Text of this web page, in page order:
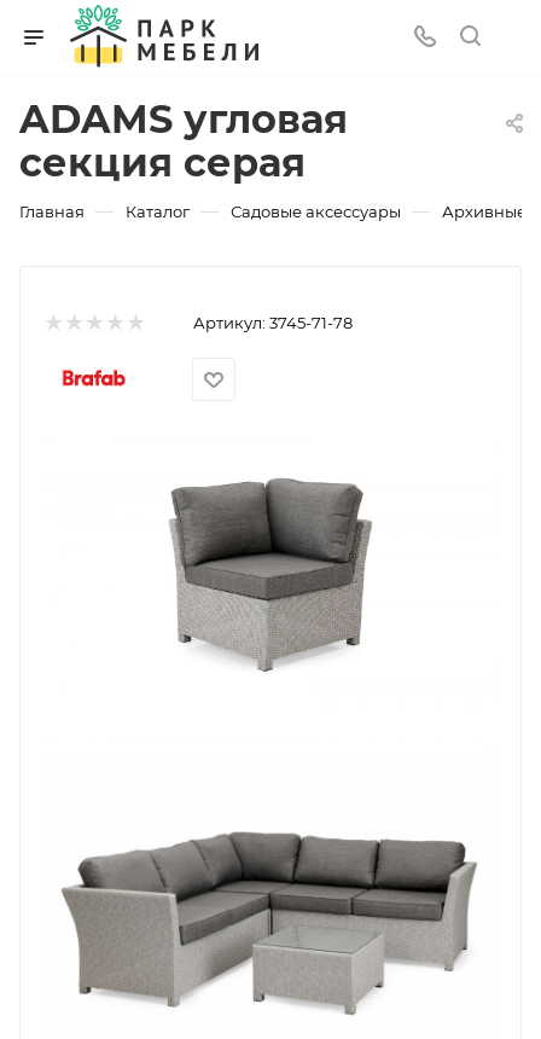
ADAMS угловая
секция серая
Главная — Каталог — Садовые аксессуары — Архивные
Артикул: 3745-71-78